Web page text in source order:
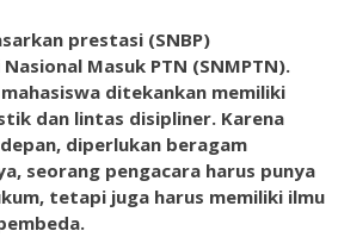
prestasi (SNBP)
Masuk PTN (SNMPTN).
mahasiswa ditekankan memiliki
dan lintas disipliner. Karena
diperlukan beragam
seorang pengacara harus punya
tetapi juga harus memiliki ilmu